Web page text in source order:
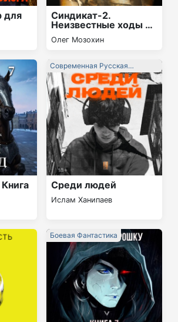
для
Синдикат-2.
Неизвестные ходы в
лучшей игре
советской
Олег Мозохин
Среди людей
Ислам Ханипаев
Современная Русская
Литература
Боевая Фантастика